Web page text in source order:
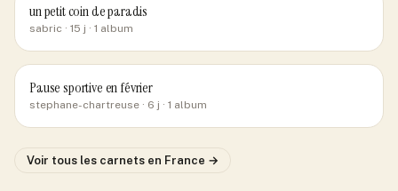
un petit coin de paradis
sabric · 15 j · 1 album
Pause sportive en février
stephane-chartreuse · 6 j · 1 album
Voir tous les carnets en France →